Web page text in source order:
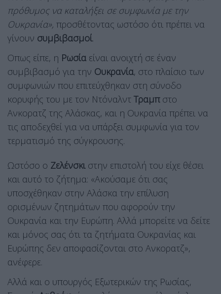
πρόθυμος να καταλήξει σε συμφωνία με την
Ουκρανία», προσθέτοντας ωστόσο ότι πρέπει να
γίνουν συμβιβασμοί.
Οπως είπε, η Ρωσία είναι ανοιχτή σε έναν
συμβιβασμό για την Ουκρανία, στο πλαίσιο των
συμφωνιών που επιτεύχθηκαν στη σύνοδο
κορυφής του με τον Ντόναλντ Τραμπ στο
Ανκορατζ της Αλάσκας, και η Ουκρανία πρέπει να
τις αποδεχθεί για να υπάρξει συμφωνία για τον
τερματισμό της σύγκρουσης.
Ωστόσο ο Ζελένσκι στην επιστολή του είχε θέσει
και αυτό το ζήτημα: «Ακούσαμε ότι σας
υποσχέθηκαν στην Αλάσκα την επίλυση
ορισμένων ζητημάτων που αφορούν την
Ουκρανία και την Ευρώπη. Αλλά μπορείτε να δείτε
και μόνος σας ότι τα ζητήματα Ουκρανίας και
Ευρώπης δεν αποφασίζονται στο Ανκορατζ»,
ανέφερε.
Αλλά και ο υπουργός Εξωτερικών της Ρωσίας,